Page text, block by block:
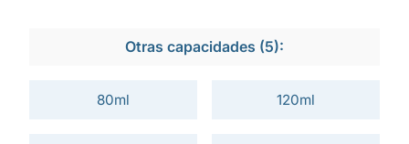
Otras capacidades (5):
80ml 120ml